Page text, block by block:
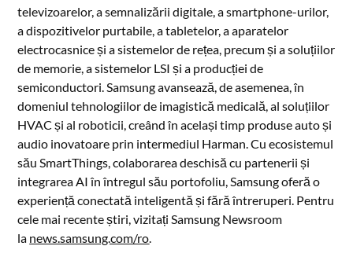
televizoarelor, a semnalizării digitale, a smartphone-urilor,
a dispozitivelor purtabile, a tabletelor, a aparatelor
electrocasnice și a sistemelor de rețea, precum și a soluțiilor
de memorie, a sistemelor LSI și a producției de
semiconductori. Samsung avansează, de asemenea, în
domeniul tehnologiilor de imagistică medicală, al soluțiilor
HVAC și al roboticii, creând în același timp produse auto și
audio inovatoare prin intermediul Harman. Cu ecosistemul
său SmartThings, colaborarea deschisă cu partenerii și
integrarea AI în întregul său portofoliu, Samsung oferă o
experiență conectată inteligentă și fără întreruperi. Pentru
cele mai recente știri, vizitați Samsung Newsroom
la news.samsung.com/ro.